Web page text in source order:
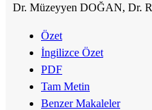
Dr. Müzeyyen DOĞAN, Dr.
Özet
İngilizce Özet
PDF
Tam Metin
Benzer Makaleler